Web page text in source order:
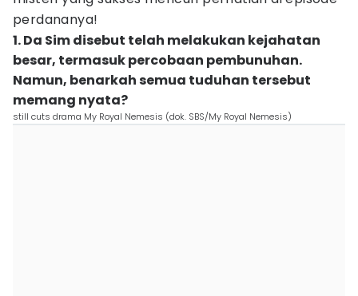
perdananya!
1. Da Sim disebut telah melakukan kejahatan
besar, termasuk percobaan pembunuhan.
Namun, benarkah semua tuduhan tersebut
memang nyata?
still cuts drama My Royal Nemesis (dok. SBS/My Royal Nemesis)